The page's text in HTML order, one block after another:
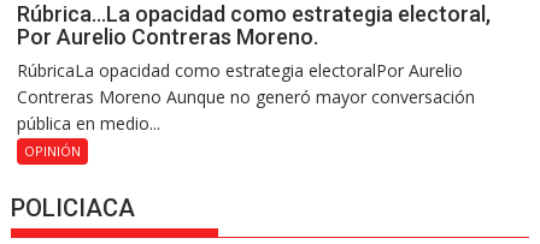
Rúbrica…La opacidad como estrategia electoral,
Por Aurelio Contreras Moreno.
RúbricaLa opacidad como estrategia electoralPor Aurelio
Contreras Moreno Aunque no generó mayor conversación
pública en medio...
OPINIÓN
POLICIACA